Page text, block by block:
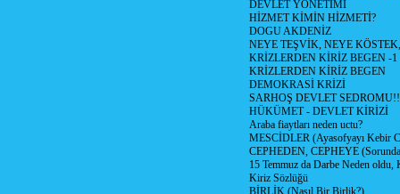
DEVLET YÖNETİMİ
HİZMET KİMİN HİZMETİ?
DOGU AKDENİZ
NEYE TEŞVİK, NEYE
KRİZLERDEN KİRİZ BEGEN -1
KRİZLERDEN KİRİZ BEGEN
DEMOKRASİ KRİZİ
SARHOŞ DEVLET SEDROMU!!
HÜKÜMET - DEVLET KİRİZİ
Araba fiaytları neden uctu?
MESCİDLER (Ayasofyayı Kebir
CEPHEDEN, CEPHEYE
15 Temmuz da Darbe Neden oldu,
Kiriz Sözlüğü
BİRLİK (Nasıl Bir Birlik?)